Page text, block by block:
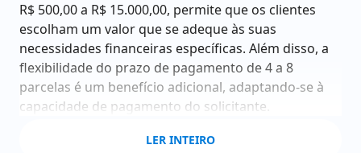
R$ 500,00 a R$ 15.000,00, permite que os clientes
escolham um valor que se adeque às suas
necessidades financeiras específicas. Além disso, a
flexibilidade do prazo de pagamento de 4 a 8
parcelas é um benefício adicional, adaptando-se à
capacidade de pagamento do solicitante.
O destaque do iZi é a aceitação de negativados, o
LER INTEIRO